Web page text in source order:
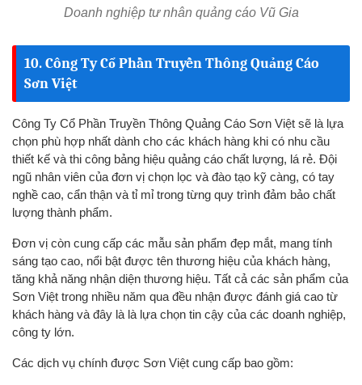
Doanh nghiệp tư nhân quảng cáo Vũ Gia
10. Công Ty Cổ Phần Truyền Thông Quảng Cáo
Sơn Việt
Công Ty Cổ Phần Truyền Thông Quảng Cáo Sơn Việt sẽ là lựa
chọn phù hợp nhất dành cho các khách hàng khi có nhu cầu
thiết kế và thi công bảng hiệu quảng cáo chất lượng, lá rẻ. Đội
ngũ nhân viên của đơn vị chọn lọc và đào tạo kỹ càng, có tay
nghề cao, cẩn thận và tỉ mỉ trong từng quy trình đảm bảo chất
lượng thành phẩm.
Đơn vị còn cung cấp các mẫu sản phẩm đẹp mắt, mang tính
sáng tạo cao, nổi bật được tên thương hiệu của khách hàng,
tăng khả năng nhận diện thương hiệu. Tất cả các sản phẩm của
Sơn Việt trong nhiều năm qua đều nhận được đánh giá cao từ
khách hàng và đây là là lựa chọn tin cậy của các doanh nghiệp,
công ty lớn.
Các dịch vụ chính được Sơn Việt cung cấp bao gồm: